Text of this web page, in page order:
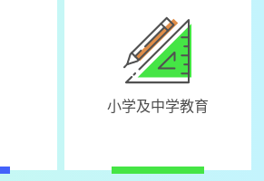
小学及中学教育